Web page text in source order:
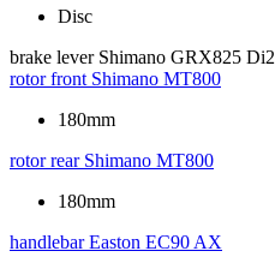
Disc
brake lever Shimano GRX825 Di2
rotor front Shimano MT800
180mm
rotor rear Shimano MT800
180mm
handlebar Easton EC90 AX